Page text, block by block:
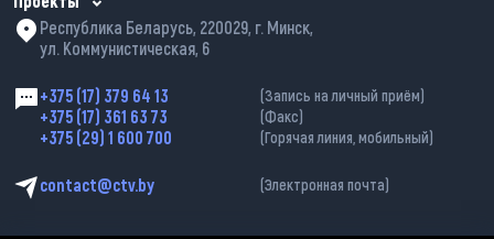
Республика Беларусь, 220029, г. Минск,
ул. Коммунистическая, 6
+375 (17) 379 64 13 (Запись на личный приём)
+375 (17) 361 63 73 (Факс)
+375 (29) 1 600 700 (Горячая линия, мобильный)
contact@ctv.by (Электронная почта)